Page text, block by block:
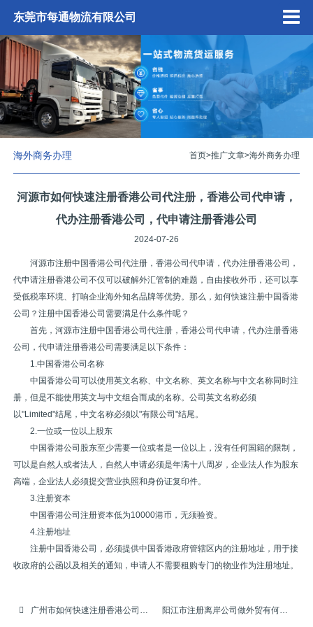
东莞市每通物流有限公司
海外商务办理 首页>推广文章>海外商务办理
河源市如何快速注册香港公司代注册，香港公司代申请，
代办注册香港公司，代申请注册香港公司
2024-07-26
河源市注册中国香港公司代注册，香港公司代申请，代办注册香港公司，
代申请注册香港公司不仅可以破解外汇管制的难题，自由接收外币，还可以享
受低税率环境、打响企业海外知名品牌等优势。那么，如何快速注册中国香港
公司？注册中国香港公司需要满足什么条件呢？
首先，河源市注册中国香港公司代注册，香港公司代申请，代办注册香港
公司，代申请注册香港公司需要满足以下条件：
1.中国香港公司名称
中国香港公司可以使用英文名称、中文名称、英文名称与中文名称同时注
册，但是不能使用英文与中文组合而成的名称。公司英文名称必须
以"Limited"结尾，中文名称必须以"有限公司"结尾。
2.一位或一位以上股东
中国香港公司股东至少需要一位或者是一位以上，没有任何国籍的限制，
可以是自然人或者法人，自然人申请必须是年满十八周岁，企业法人作为股东
高端，企业法人必须提交营业执照和身份证复印件。
3.注册资本
中国香港公司注册资本低为10000港币，无须验资。
4.注册地址
注册中国香港公司，必须提供中国香港政府管辖区内的注册地址，用于接
收政府的公函以及相关的通知，申请人不需要租购专门的物业作为注册地址。
广州市如何快速注册香港公司代注册，香港公司代申请，代办注册香港公司，代申请注册香港公司 阳江市注册离岸公司做外贸有何好处